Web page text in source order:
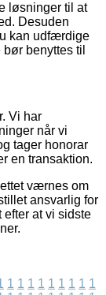
løsninger til at
Desuden
kan udfærdige
benyttes til
Vi har
når vi
tager honorar
en transaktion.
værnes om
ansvarlig for
efter at vi sidste
1 1 1 1 1 1 1 1 1